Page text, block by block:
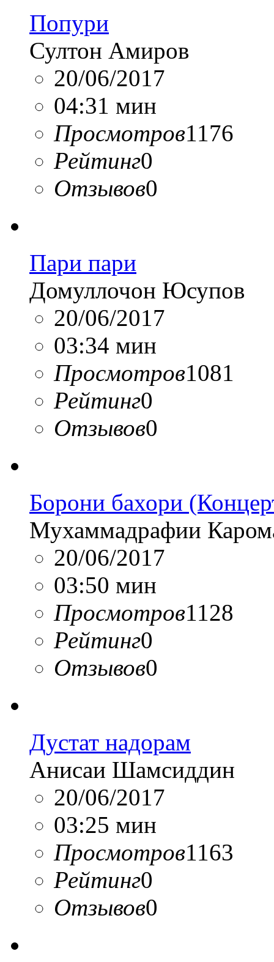
Попури
Султон Амиров
20/06/2017
04:31 мин
Просмотров1176
Рейтинг0
Отзывов0
Пари пари
Домуллочон Юсупов
20/06/2017
03:34 мин
Просмотров1081
Рейтинг0
Отзывов0
Борони бахори
Мухаммадрафии
20/06/2017
03:50 мин
Просмотров1128
Рейтинг0
Отзывов0
Дустат надорам
Анисаи Шамсиддин
20/06/2017
03:25 мин
Просмотров1163
Рейтинг0
Отзывов0